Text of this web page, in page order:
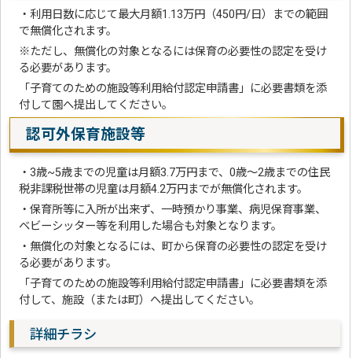
・利用日数に応じて最大月額1.13万円（450円/日）までの範囲
で無償化されます。
※ただし、無償化の対象となるには保育の必要性の認定を受け
る必要があります。
「子育てのための施設等利用給付認定申請書」に必要書類を添
付して園へ提出してください。
認可外保育施設等
・3歳~5歳までの児童は月額3.7万円まで、0歳～2歳までの住民
税非課税世帯の児童は月額4.2万円までが無償化されます。
・保育所等に入所が出来ず、一時預かり事業、病児保育事業、
ベビーシッター等を利用した場合も対象となります。
・無償化の対象となるには、町から保育の必要性の認定を受け
る必要があります。
「子育てのための施設等利用給付認定申請書」に必要書類を添
付して、施設（または町）へ提出してください。
詳細チラシ